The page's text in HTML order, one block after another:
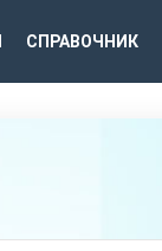
СПРАВОЧНИК